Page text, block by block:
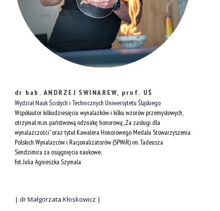
dr hab. ANDRZEJ SWINAREW, prof. UŚ
Wydział Nauk Ścisłych i Technicznych Uniwersytetu Śląskiego
Współautor kilkudziesięciu wynalazków i kilku wzorów przemysłowych,
otrzymał m.in. państwową odznakę honorową „Za zasługi dla
wynalazczości” oraz tytuł Kawalera Honorowego Medalu Stowarzyszenia
Polskich Wynalazców i Racjonalizatorów (SPWiR) im. Tadeusza
Sendzimira za osiągnięcia naukowe.
fot. Julia Agnieszka Szymala
| dr Małgorzata Kłoskowicz |